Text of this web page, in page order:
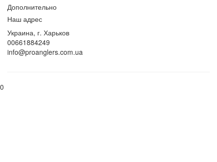
Дополнительно
Наш адрес
Украина, г. Харьков
00661884249
info@proanglers.com.ua
0